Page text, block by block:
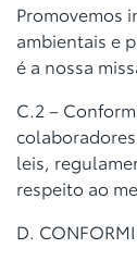
Promovemos
ambientais e
é a nossa
C.2 –
leis,
respeito ao
D.